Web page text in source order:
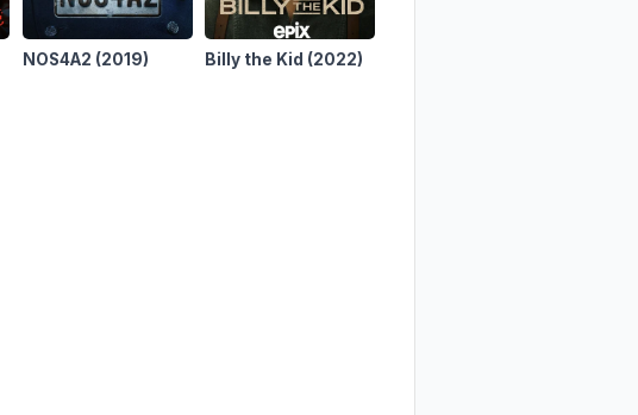
NOS4A2 (2019) Billy the Kid (2022)